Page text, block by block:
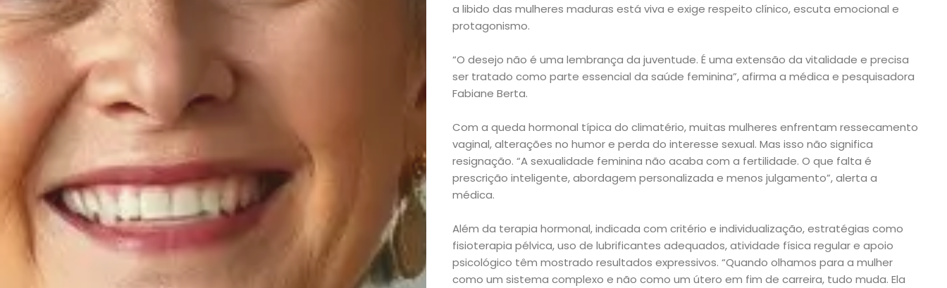
a libido das mulheres maduras está viva e exige respeito clínico, escuta emocional e
protagonismo.
“O desejo não é uma lembrança da juventude. É uma extensão da vitalidade e precisa
ser tratado como parte essencial da saúde feminina”, afirma a médica e pesquisadora
Fabiane Berta.
Com a queda hormonal típica do climatério, muitas mulheres enfrentam ressecamento
vaginal, alterações no humor e perda do interesse sexual. Mas isso não significa
resignação. “A sexualidade feminina não acaba com a fertilidade. O que falta é
prescrição inteligente, abordagem personalizada e menos julgamento”, alerta a
médica.
Além da terapia hormonal, indicada com critério e individualização, estratégias como
fisioterapia pélvica, uso de lubrificantes adequados, atividade física regular e apoio
psicológico têm mostrado resultados expressivos. “Quando olhamos para a mulher
como um sistema complexo e não como um útero em fim de carreira, tudo muda. Ela